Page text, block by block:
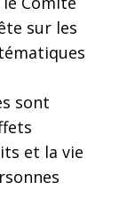
sur les
sont
et la vie